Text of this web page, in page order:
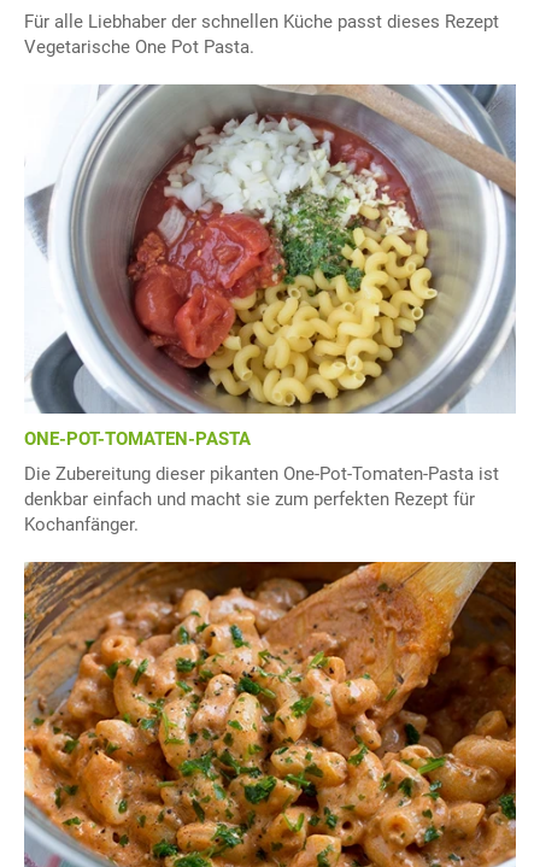
Für alle Liebhaber der schnellen Küche passt dieses Rezept
Vegetarische One Pot Pasta.
ONE-POT-TOMATEN-PASTA
Die Zubereitung dieser pikanten One-Pot-Tomaten-Pasta ist
denkbar einfach und macht sie zum perfekten Rezept für
Kochanfänger.